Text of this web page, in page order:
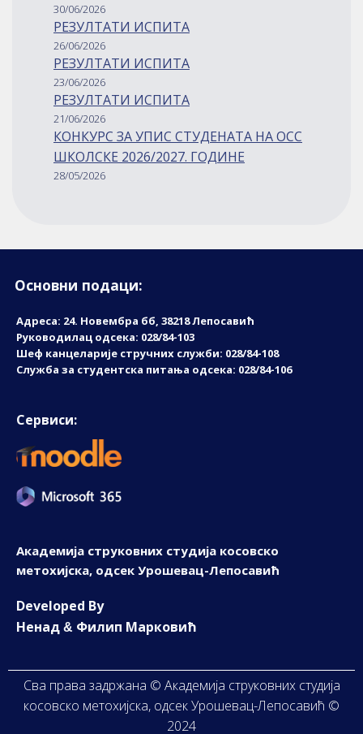
30/06/2026
РЕЗУЛТАТИ ИСПИТА
26/06/2026
РЕЗУЛТАТИ ИСПИТА
23/06/2026
РЕЗУЛТАТИ ИСПИТА
21/06/2026
КОНКУРС ЗА УПИС СТУДЕНАТА НА ОСС
ШКОЛСКЕ 2026/2027. ГОДИНЕ
28/05/2026
Основни подаци:
Адреса: 24. Новембрa бб, 38218 Лепосавић
Руководилац одсека: 028/84-103
Шеф канцеларије стручних служби: 028/84-108
Служба за студентска питања одсека: 028/84-106
Сервиси:
Академија струковних студија косовско
метохијска, одсек Урошевац-Лепосавић
Developed By
Ненад & Филип Марковић
Сва права задржана © Академија струковних студија
косовско метохијска, одсек Урошевац-Лепосавић ©
2024